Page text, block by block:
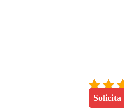
Solicita